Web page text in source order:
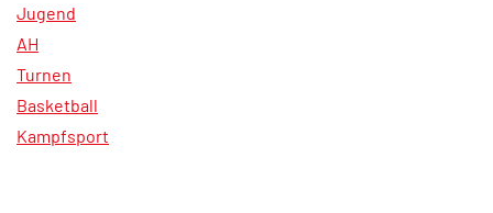
Jugend
AH
Turnen
Basketball
Kampfsport